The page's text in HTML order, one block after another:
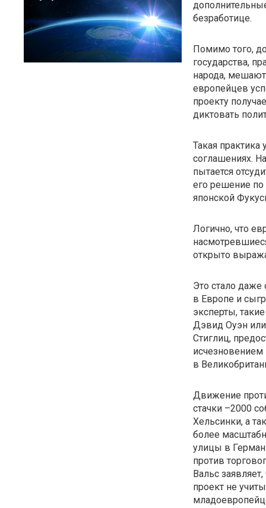
безработице.
Помимо того,
государства,
народа, мешают
европейцев
проекту
диктовать
Такая
соглашениях.
пытается
его решение по
японской
Логично, что
открыто
Это стало даже
в Европе и
эксперты,
Дэвид Оуэн
Стиглиц,
исчезновением
в
Движение
стачки –2000
Хельсинки, а
более
улицы в
против
Вальс
проект не